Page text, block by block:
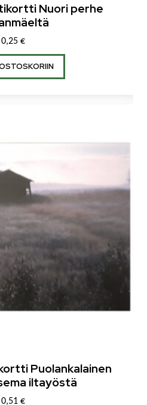
Nuori perhe
0,25 €
Puolankalainen
iltayöstä
0,51 €